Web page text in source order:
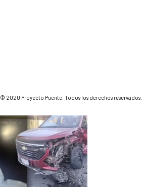
© 2020 Proyecto Puente. Todos los derechos reservados.